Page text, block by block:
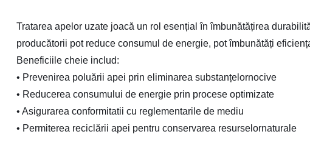
Tratarea apelor uzate joacă un rol esențial în îmbunătățirea
producătorii pot reduce consumul de energie, pot îmbunătăți
Beneficiile cheie includ:
• Prevenirea poluării apei prin eliminarea substanțelornocive
• Reducerea consumului de energie prin procese optimizate
• Asigurarea conformitatii cu reglementarile de mediu
• Permiterea reciclării apei pentru conservarea resurselornaturale